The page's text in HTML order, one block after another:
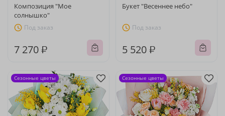
Композиция "Мое
солнышко"
Под заказ
7 270 ₽
Букет "Весеннее небо"
Под заказ
5 520 ₽
Сезонные цветы Сезонные цветы